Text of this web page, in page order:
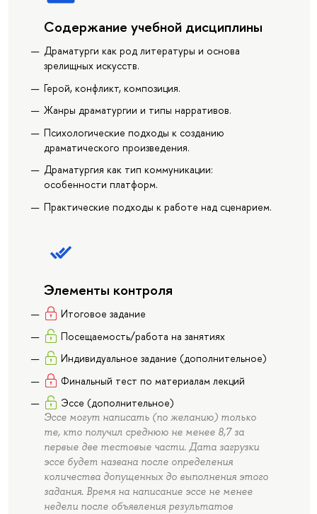
Содержание учебной дисциплины
Драматурги как род литературы и основа
зрелищных искусств.
Герой, конфликт, композиция.
Жанры драматургии и типы нарративов.
Психологические подходы к созданию
драматического произведения.
Драматургия как тип коммуникации:
особенности платформ.
Практические подходы к работе над сценарием.
Элементы контроля
Итоговое задание
Посещаемость/работа на занятиях
Индивидуальное задание (дополнительное)
Финальный тест по материалам лекций
Эссе (дополнительное)
Эссе могут написать (по желанию) только
те, кто получил среднюю не менее 8,7 за
первые две тестовые части. Дата загрузки
эссе будет названа после определения
количества допущенных до выполнения этого
задания. Время на написание эссе не менее
недели после объявления результатов